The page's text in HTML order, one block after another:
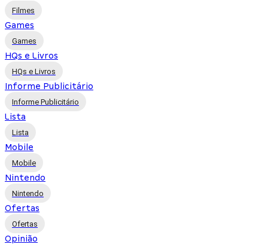
Filmes
Games
Games
HQs e Livros
HQs e Livros
Informe Publicitário
Informe Publicitário
Lista
Lista
Mobile
Mobile
Nintendo
Nintendo
Ofertas
Ofertas
Opinião